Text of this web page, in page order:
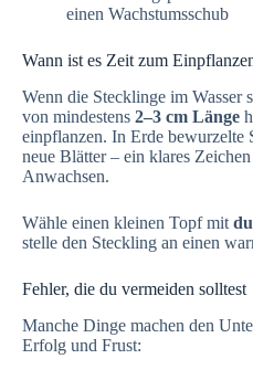
einen Wachstumsschub
Wann ist es Zeit zum
Wenn die Stecklinge im Wasser
von mindestens 2–3 cm Länge
einpflanzen. In Erde bewurzelte
neue Blätter – ein klares
Anwachsen.
Wähle einen kleinen Topf mit
stelle den Steckling an einen
Fehler, die du vermeiden solltest
Manche Dinge machen den
Erfolg und Frust: